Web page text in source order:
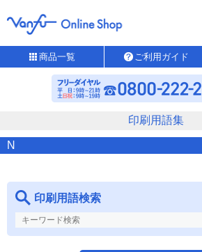
商品一覧 ご利用ガイド
印刷用語集
N
印刷用語検索